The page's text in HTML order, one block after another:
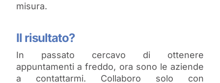
misura.
Il risultato?
In passato cercavo di ottenere
appuntamenti a freddo, ora sono le aziende
a contattarmi. Collaboro solo con